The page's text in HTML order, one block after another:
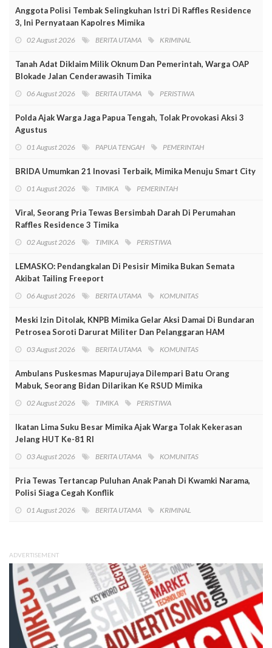
Anggota Polisi Tembak Selingkuhan Istri Di Raffles Residence
3, Ini Pernyataan Kapolres Mimika
02 August 2026 BERITA UTAMA KRIMINAL
Tanah Adat Diklaim Milik Oknum Dan Pemerintah, Warga OAP
Blokade Jalan Cenderawasih Timika
06 August 2026 BERITA UTAMA PERISTIWA
Polda Ajak Warga Jaga Papua Tengah, Tolak Provokasi Aksi 3
Agustus
01 August 2026 PAPUA TENGAH PEMERINTAH
BRIDA Umumkan 21 Inovasi Terbaik, Mimika Menuju Smart City
01 August 2026 TIMIKA PEMERINTAH
Viral, Seorang Pria Tewas Bersimbah Darah Di Perumahan
Raffles Residence 3 Timika
02 August 2026 TIMIKA PERISTIWA
LEMASKO: Pendangkalan Di Pesisir Mimika Bukan Semata
Akibat Tailing Freeport
06 August 2026 BERITA UTAMA KOMUNITAS
Meski Izin Ditolak, KNPB Mimika Gelar Aksi Damai Di Bundaran
Petrosea Soroti Darurat Militer Dan Pelanggaran HAM
03 August 2026 BERITA UTAMA KOMUNITAS
Ambulans Puskesmas Mapurujaya Dilempari Batu Orang
Mabuk, Seorang Bidan Dilarikan Ke RSUD Mimika
02 August 2026 TIMIKA PERISTIWA
Ikatan Lima Suku Besar Mimika Ajak Warga Tolak Kekerasan
Jelang HUT Ke-81 RI
03 August 2026 BERITA UTAMA KOMUNITAS
Pria Tewas Tertancap Puluhan Anak Panah Di Kwamki Narama,
Polisi Siaga Cegah Konflik
01 August 2026 BERITA UTAMA KRIMINAL
ADVERTISEMENT